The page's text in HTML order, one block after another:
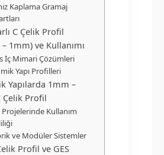
Kaplama Gramaj
C Çelik Profil
1mm) ve Kullanımı
İç Mimari Çözümleri
Yapı Profilleri
Yapılarda 1mm –
Çelik Profil
Kullanım
ve Modüler Sistemler
Profil ve GES